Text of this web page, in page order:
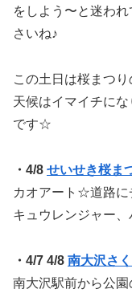
をしよう〜と迷わ
さいね♪
この土日は桜まつり
天候はイマイチに
です☆
・4/8 せいせき桜ま
カオアート☆道路に
キュウレンジャー
・4/7 4/8 南大沢さ
南大沢駅前から公